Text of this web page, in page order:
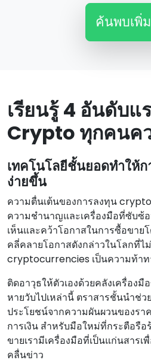
ค้นพบเพิ่
เรียนรู้ 4 อันดับ
Crypto ทุกคนค
เทคโนโลยีชั้นยอดทําให้
ง่ายขึ้น
ความตื่นเต้นของการลงทุน
ความชํานาญและเครื่องมือที่ซับซ้อ
เห็นและคว้าโอกาสในการซื้อขาย
คลี่คลายโอกาสดังกล่าวในโลกที่ไ
cryptocurrencies เป็นความท้า
ติดอาวุธให้ตัวเองด้วยคลังเครื่อง
หายวับไปเหล่านี้ ตราสารชั้นนําช่
ประโยชน์จากความผันผวนของรา
การเงิน สําหรับมือใหม่ที่กระตือรื
ขายเรามีเครื่องมือที่เป็นแก่นสาร
คลื่นข่าว